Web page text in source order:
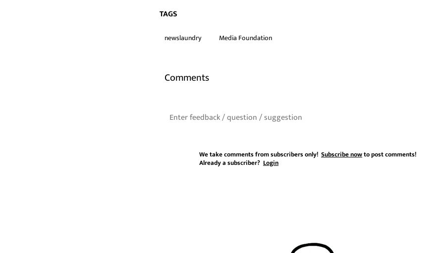
TAGS
newslaundry Media Foundation
Comments
We take comments from subscribers only! Subscribe nowto post comments!
Already a subscriber? Login